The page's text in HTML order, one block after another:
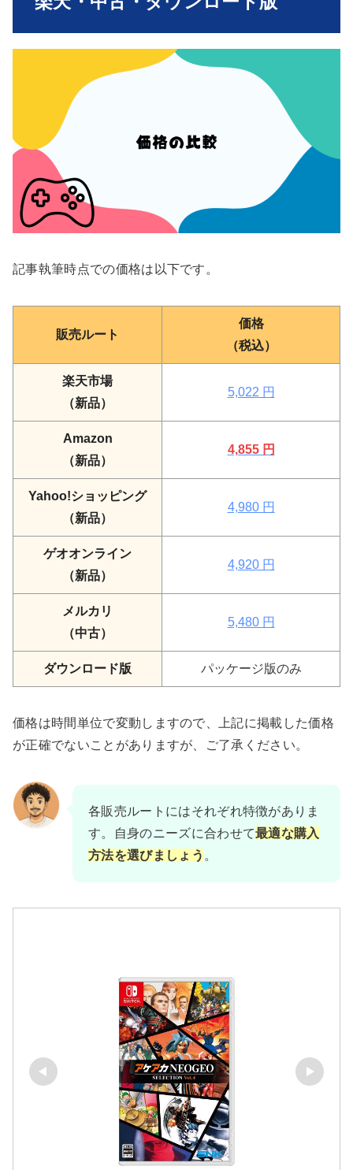
記事執筆時点での価格は以下です。
販売ルート
価格
（税込）
楽天市場
（新品）
5,022 円
Amazon
（新品）
4,855 円
Yahoo!ショッピング
（新品）
4,980 円
ゲオオンライン
（新品）
4,920 円
メルカリ
（中古）
5,480 円
ダウンロード版 パッケージ版のみ
価格は時間単位で変動しますので、上記に掲載した価格
が正確でないことがありますが、ご了承ください。
各販売ルートにはそれぞれ特徴がありま
す。自身のニーズに合わせて最適な購入
方法を選びましょう 。